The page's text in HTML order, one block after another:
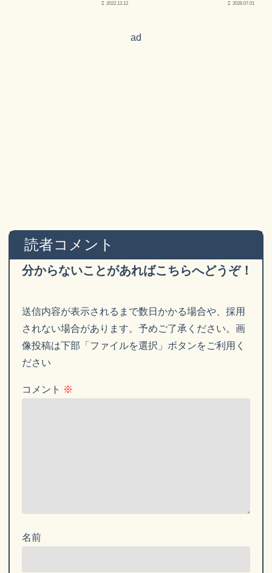
2022.12.12 2026.07.01
ad
読者コメント
分からないことがあればこちらへどうぞ！
送信内容が表示されるまで数日かかる場合や、採用
されない場合があります。予めご了承ください。画
像投稿は下部「ファイルを選択」ボタンをご利用く
ださい
コメント ※
名前